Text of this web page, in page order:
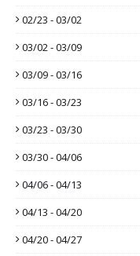
02/23 - 03/02
03/02 - 03/09
03/09 - 03/16
03/16 - 03/23
03/23 - 03/30
03/30 - 04/06
04/06 - 04/13
04/13 - 04/20
04/20 - 04/27